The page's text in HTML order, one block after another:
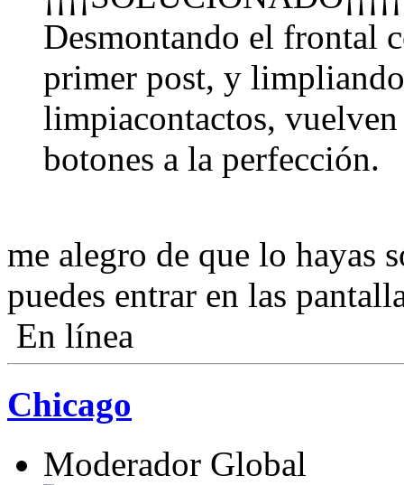
Desmontando el frontal
primer post, y
limpiacontactos,
botones a la perfección.
me alegro de que lo hayas
puedes entrar en las
En línea
Chicago
Moderador Global